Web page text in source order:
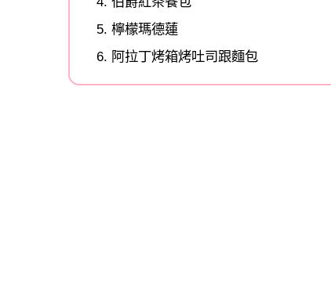
檸檬瑪德蓮
阿拉丁烤箱烤吐司跟麵包